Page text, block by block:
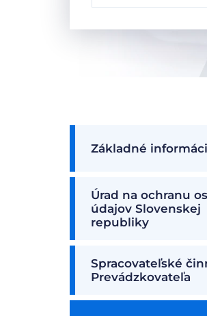
Základné
Úrad na ochranu
údajov Slovenskej
republiky
Spracovateľské
Prevádzkovateľa